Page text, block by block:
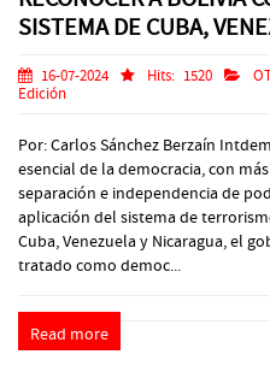
SISTEMA DE CUBA,
16-07-2024 Hits: 1520
Edición
Por: Carlos Sánchez Berzaín
esencial de la democracia, con
separación e independencia de
aplicación del sistema de
Cuba, Venezuela y Nicaragua, el
tratado como democ...
Read more